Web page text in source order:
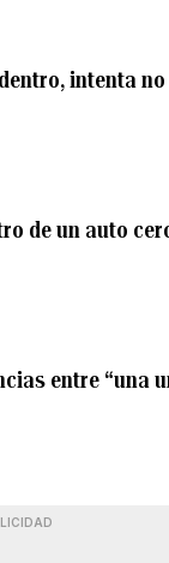
intenta
de un auto
entre “una